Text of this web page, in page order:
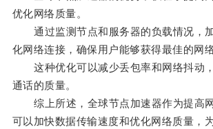
优化网络质量。
通过监测节点和服务器的负载情况，
化网络连接，确保用户能够获得最佳的网络
这种优化可以减少丢包率和网络抖动
通话的质量。
综上所述，全球节点加速器作为提高网
可以加快数据传输速度和优化网络质量，